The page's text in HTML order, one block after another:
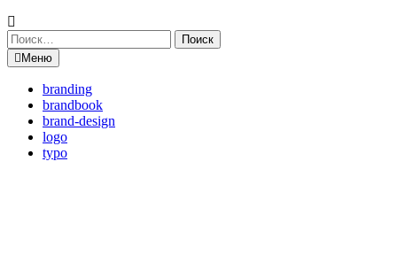
Найти:
Меню
branding
brandbook
brand-design
logo
typo